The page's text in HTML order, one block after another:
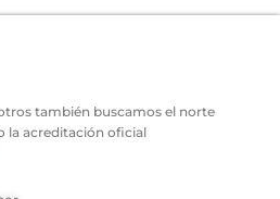
también buscamos el norte
la acreditación oficial